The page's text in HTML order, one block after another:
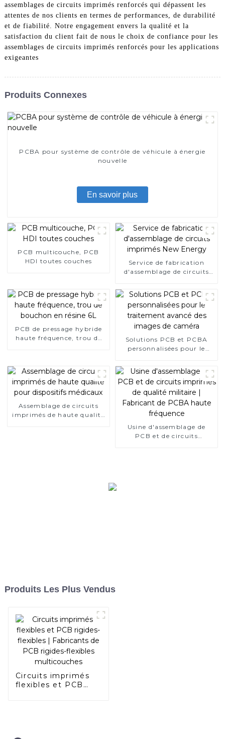
assemblages de circuits imprimés renforcés qui dépassent les
attentes de nos clients en termes de performances, de durabilité
et de fiabilité. Notre engagement envers la qualité et la
satisfaction du client fait de nous le choix de confiance pour les
assemblages de circuits imprimés renforcés pour les applications
exigeantes
Produits Connexes
PCBA pour système de contrôle de véhicule à énergie
nouvelle
En savoir plus
PCB multicouche, PCB
HDI toutes couches
Service de fabrication
d'assemblage de circuits
PCB de pressage hybride
haute fréquence, trou de
Solutions PCB et PCBA
personnalisées pour le
Assemblage de circuits
imprimés de haute qualité
Usine d'assemblage de
PCB et de circuits
Produits Les Plus Vendus
Circuits imprimés
flexibles et PCB